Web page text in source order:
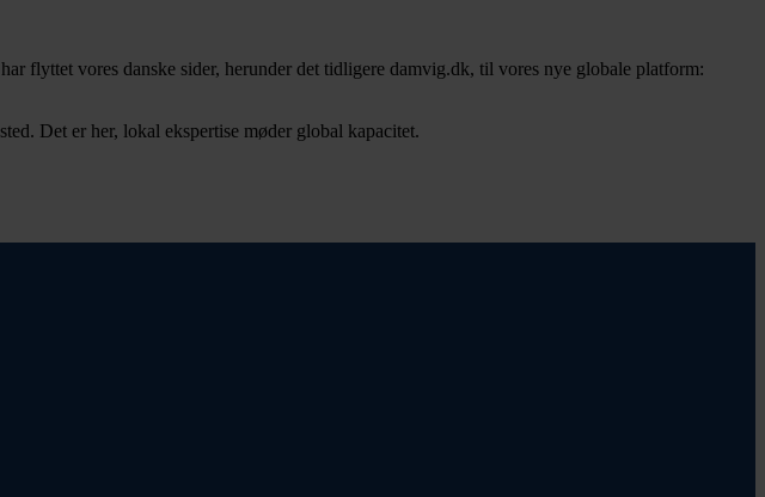
flyttet vores danske sider, herunder det tidligere damvig.dk, til vores nye globale platform:
Det er her, lokal ekspertise møder global kapacitet.